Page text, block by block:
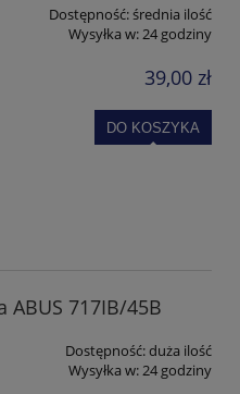
Dostępność:średnia ilość
Wysyłka w:24 godziny
39,00 zł
DO KOSZYKA
ABUS 717IB/45B
Dostępność:duża ilość
Wysyłka w:24 godziny